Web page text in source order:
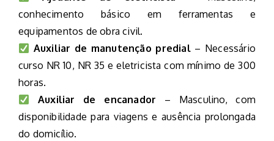
conhecimento básico em ferramentas e
equipamentos de obra civil.
Auxiliar de manutenção predial– Necessário
curso NR 10, NR 35 e eletricista com mínimo de 300
horas.
Auxiliar de encanador – Masculino, com
disponibilidade para viagens e ausência prolongada
do domicílio.